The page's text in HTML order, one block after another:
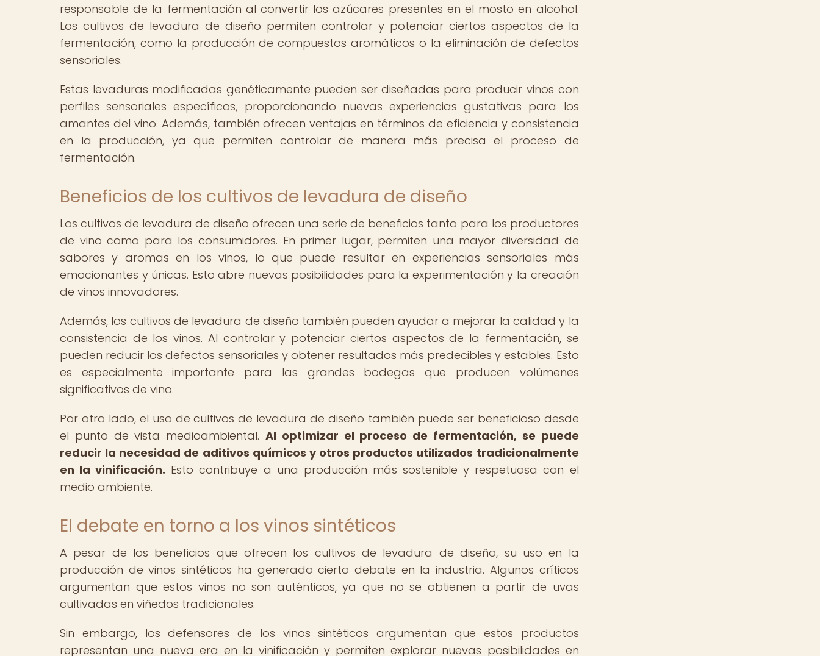
responsable de la fermentación al convertir los azúcares presentes en el mosto en alcohol.
Los cultivos de levadura de diseño permiten controlar y potenciar ciertos aspectos de la
fermentación, como la producción de compuestos aromáticos o la eliminación de defectos
sensoriales.
Estas levaduras modificadas genéticamente pueden ser diseñadas para producir vinos con
perfiles sensoriales específicos, proporcionando nuevas experiencias gustativas para los
amantes del vino. Además, también ofrecen ventajas en términos de eficiencia y consistencia
en la producción, ya que permiten controlar de manera más precisa el proceso de
fermentación.
Beneficios de los cultivos de levadura de diseño
Los cultivos de levadura de diseño ofrecen una serie de beneficios tanto para los productores
de vino como para los consumidores. En primer lugar, permiten una mayor diversidad de
sabores y aromas en los vinos, lo que puede resultar en experiencias sensoriales más
emocionantes y únicas. Esto abre nuevas posibilidades para la experimentación y la creación
de vinos innovadores.
Además, los cultivos de levadura de diseño también pueden ayudar a mejorar la calidad y la
consistencia de los vinos. Al controlar y potenciar ciertos aspectos de la fermentación, se
pueden reducir los defectos sensoriales y obtener resultados más predecibles y estables. Esto
es especialmente importante para las grandes bodegas que producen volúmenes
significativos de vino.
Por otro lado, el uso de cultivos de levadura de diseño también puede ser beneficioso desde
el punto de vista medioambiental. Al optimizar el proceso de fermentación, se puede
reducir la necesidad de aditivos químicos y otros productos utilizados tradicionalmente
en la vinificación. Esto contribuye a una producción más sostenible y respetuosa con el
medio ambiente.
El debate en torno a los vinos sintéticos
A pesar de los beneficios que ofrecen los cultivos de levadura de diseño, su uso en la
producción de vinos sintéticos ha generado cierto debate en la industria. Algunos críticos
argumentan que estos vinos no son auténticos, ya que no se obtienen a partir de uvas
cultivadas en viñedos tradicionales.
Sin embargo, los defensores de los vinos sintéticos argumentan que estos productos
representan una nueva era en la vinificación y permiten explorar nuevas posibilidades en